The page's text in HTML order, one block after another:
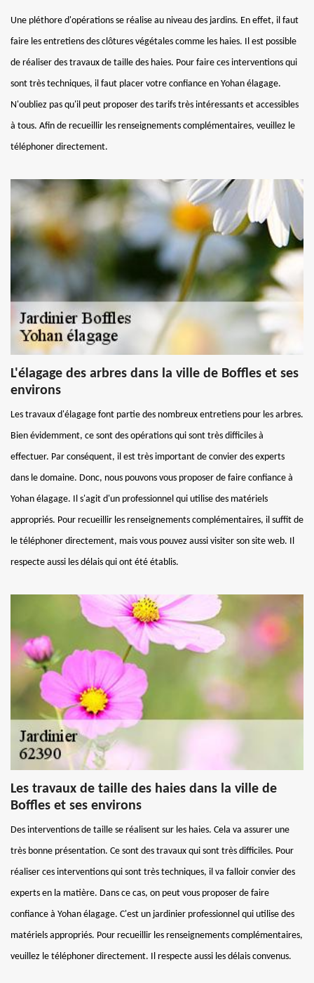
Une pléthore d'opérations se réalise au niveau des jardins. En effet, il faut
faire les entretiens des clôtures végétales comme les haies. Il est possible
de réaliser des travaux de taille des haies. Pour faire ces interventions qui
sont très techniques, il faut placer votre confiance en Yohan élagage.
N'oubliez pas qu'il peut proposer des tarifs très intéressants et accessibles
à tous. Afin de recueillir les renseignements complémentaires, veuillez le
téléphoner directement.
L'élagage des arbres dans la ville de Boffles et ses
environs
Les travaux d'élagage font partie des nombreux entretiens pour les arbres.
Bien évidemment, ce sont des opérations qui sont très difficiles à
effectuer. Par conséquent, il est très important de convier des experts
dans le domaine. Donc, nous pouvons vous proposer de faire confiance à
Yohan élagage. Il s'agit d'un professionnel qui utilise des matériels
appropriés. Pour recueillir les renseignements complémentaires, il suffit de
le téléphoner directement, mais vous pouvez aussi visiter son site web. Il
respecte aussi les délais qui ont été établis.
Les travaux de taille des haies dans la ville de
Boffles et ses environs
Des interventions de taille se réalisent sur les haies. Cela va assurer une
très bonne présentation. Ce sont des travaux qui sont très difficiles. Pour
réaliser ces interventions qui sont très techniques, il va falloir convier des
experts en la matière. Dans ce cas, on peut vous proposer de faire
confiance à Yohan élagage. C'est un jardinier professionnel qui utilise des
matériels appropriés. Pour recueillir les renseignements complémentaires,
veuillez le téléphoner directement. Il respecte aussi les délais convenus.